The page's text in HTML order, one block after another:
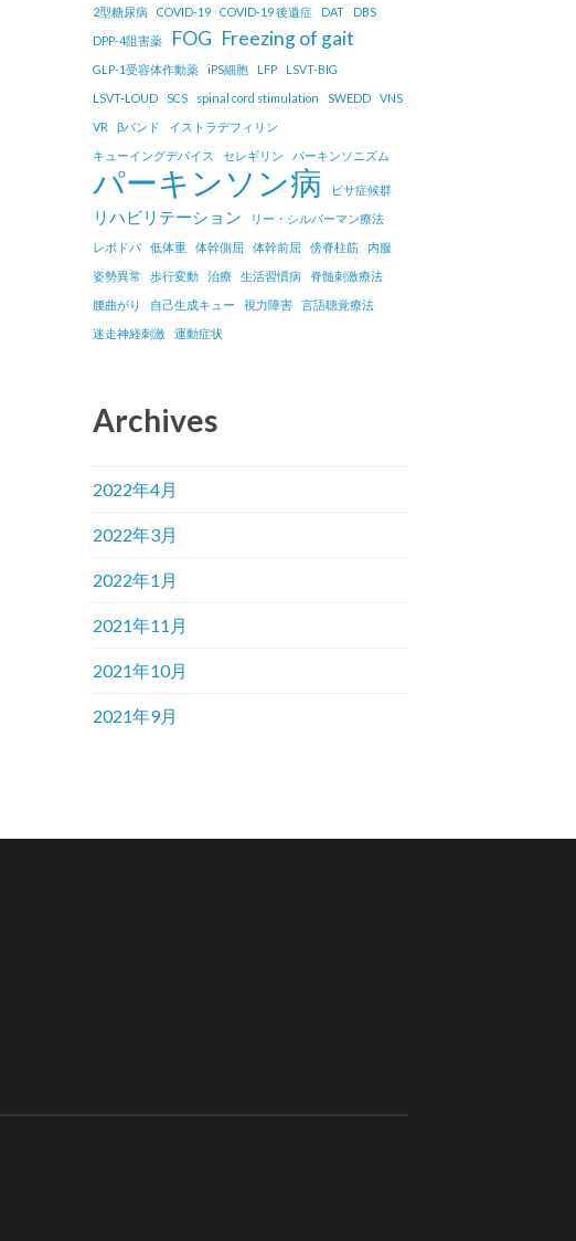
2型糖尿病 COVID-19 COVID-19 後遺症 DAT
DBS
DPP-4阻害薬
FOG Freezing of gait
GLP-1受容体作動薬 iPS細胞 LFP
LSVT-BIG
LSVT-LOUD
SCS spinal cord stimulation SWEDD
VNS
VR
βバンド
イストラデフィリン
キューイングデバイス
セレギリン パーキンソニズム
パーキンソン病 ピサ症候群
リハビリテーション
リー・シルバーマン療法
レボドパ
低体重 体幹側屈 体幹前屈 傍脊柱筋
内服
姿勢異常
歩行変動 治療 生活習慣病
脊髄刺激療法
腰曲がり
自己生成キュー 視力障害
言語聴覚療法
迷走神経刺激
運動症状
Archives
2022年4月
2022年3月
2022年1月
2021年11月
2021年10月
2021年9月